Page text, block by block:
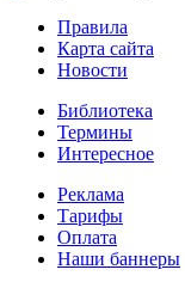
Правила
Карта сайта
Новости
Библиотека
Термины
Интересное
Реклама
Тарифы
Оплата
Наши баннеры